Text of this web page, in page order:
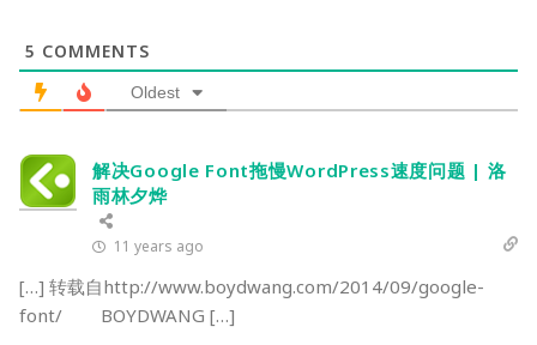
5 COMMENTS
Oldest
解决Google Font拖慢WordPress速度问题 | 洛
雨林夕烨
11 years ago
[…] 转载自http://www.boydwang.com/2014/09/google-
font/ BOYDWANG […]